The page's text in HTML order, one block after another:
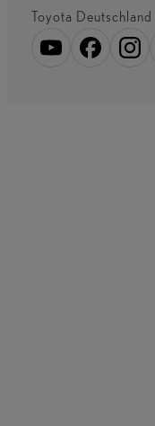
Toyota